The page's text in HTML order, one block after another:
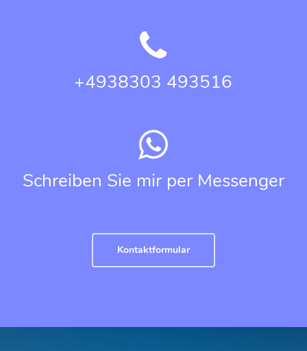
+4938303 493516
Schreiben Sie mir per Messenger
Kontaktformular